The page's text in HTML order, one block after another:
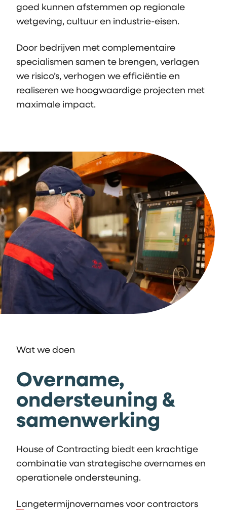
goed kunnen afstemmen op regionale
wetgeving, cultuur en industrie-eisen.
Door bedrijven met complementaire
specialismen samen te brengen, verlagen
we risico’s, verhogen we efficiëntie en
realiseren we hoogwaardige projecten met
maximale impact.
Wat we doen
Overname,
ondersteuning &
samenwerking
House of Contracting biedt een krachtige
combinatie van strategische overnames en
operationele ondersteuning.
Langetermijnovernames voor contractors